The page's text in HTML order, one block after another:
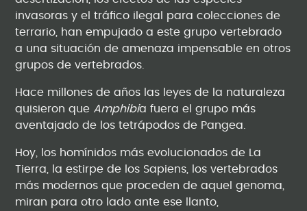
invasoras y el tráfico ilegal para colecciones de
terrario, han empujado a este grupo vertebrado
a una situación de amenaza impensable en otros
grupos de vertebrados.
Hace millones de años las leyes de la naturaleza
quisieron que Amphibia fuera el grupo más
aventajado de los tetrápodos de Pangea.
Hoy, los homínidos más evolucionados de La
Tierra, la estirpe de los Sapiens, los vertebrados
más modernos que proceden de aquel genoma,
miran para otro lado ante ese llanto,